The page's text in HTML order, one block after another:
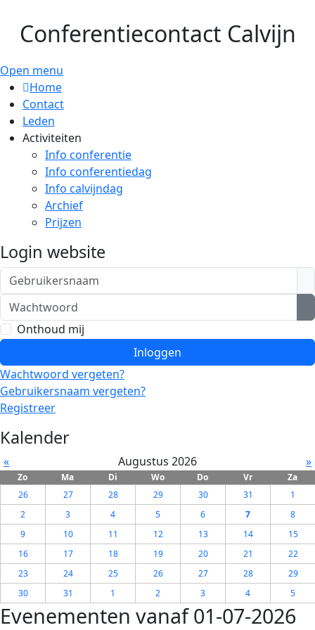
Conferentiecontact Calvijn
Open menu
Home
Contact
Leden
Activiteiten
Info conferentie
Info conferentiedag
Info calvijndag
Archief
Prijzen
Login website
Gebruikersnaam
Wachtwoord
Onthoud mij
Inloggen
Wachtwoord vergeten?
Gebruikersnaam vergeten?
Registreer
Kalender
« Augustus 2026 »
Zo Ma Di Wo Do Vr
Za
26
27 28 29 30 31
1
2
3 4 5 6 7
8
9
10 11 12 13 14
15
16
17 18 19 20 21
22
23
24 25 26 27 28
29
30
31 1 2 3 4 5
Evenementen vanaf 01-07-2026